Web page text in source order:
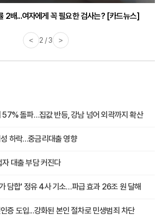
하고 면역력 높이는 4가지 영양제 [카드뉴스]
< 3 / 3 >
57% 돌파…집값 반등, 강남 넘어 외곽까지 확산
하락…중금리대출 영향
대출 부담 커진다
담합' 정유 4사 기소…파급 효과 26조 원 달해
증 도입...강화된 본인 절차로 민생범죄 차단